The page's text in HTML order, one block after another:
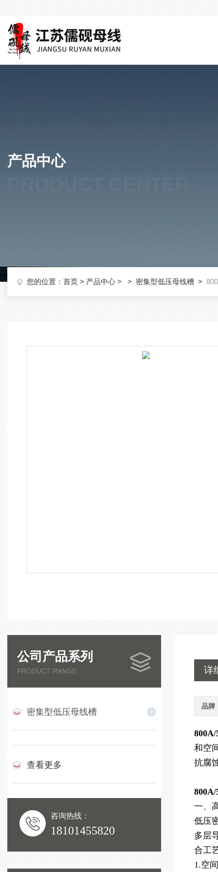
产品中心
您的位置： 首页 > 产品中心 > > 密集型低压母线槽 >
公司产品系列
PRODUCT RANGE
密集型低压母线槽
查看更多
咨询热线：
18101455820
详
品牌
和空
抗腐
一、
低压
多层
合工
1.空